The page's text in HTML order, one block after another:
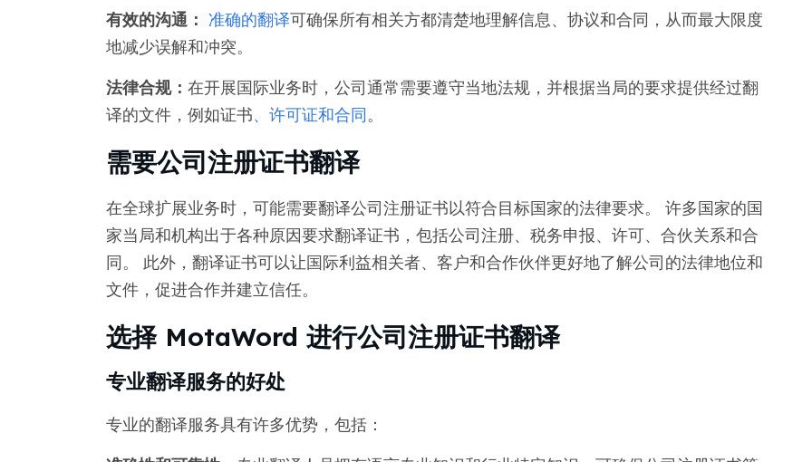
有效的沟通： 准确的翻译可确保所有相关方都清楚地理解信息、协议和合同，从而最大限度
地减少误解和冲突。
法律合规： 在开展国际业务时，公司通常需要遵守当地法规，并根据当局的要求提供经过翻
译的文件，例如证书、许可证和合同。
需要公司注册证书翻译
在全球扩展业务时，可能需要翻译公司注册证书以符合目标国家的法律要求。 许多国家的国
家当局和机构出于各种原因要求翻译证书，包括公司注册、税务申报、许可、合伙关系和合
同。 此外，翻译证书可以让国际利益相关者、客户和合作伙伴更好地了解公司的法律地位和
文件，促进合作并建立信任。
选择 MotaWord 进行公司注册证书翻译
专业翻译服务的好处
专业的翻译服务具有许多优势，包括：